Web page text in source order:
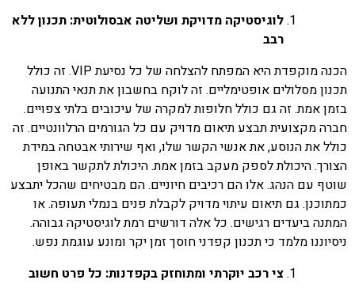
לוגיסטיקה מדויקת ושליטה אבסולוטית: תכנון ללא
רבב
הכנה מוקפדת היא המפתח להצלחה של כל נסיעת VIP. זה כולל
תכנון מסלולים אופטימליים. זה לוקח בחשבון את תנאי התנועה
בזמן אמת. זה גם כולל חלופות למקרה של עיכובים בלתי צפויים.
חברה מקצועית תבצע תיאום מדויק עם כל הגורמים הרלוונטיים. זה
כולל את הנוסע, את אנשי הקשר שלו, ואף שירותי אבטחה במידת
הצורך. היכולת לספק מעקב בזמן אמת. היכולת לתקשר באופן
שוטף עם הנהג. אלו הם רכיבים חיוניים. הם מבטיחים שהכל יתבצע
כמתוכנן. גם תיאום עיתוי מדויק לקבלת פנים בנמלי תעופה. או
המתנה ביעדים רגישים. כל אלה דורשים רמת לוגיסטיקה גבוהה.
ניסיוננו מלמד כי תכנון קפדני חוסך זמן יקר ומונע עוגמת נפש.
צי רכב יוקרתי ומתוחזק בקפדנות: כל פרט חשוב